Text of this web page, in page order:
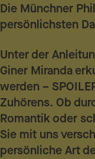
Die Münchner
persönlichsten
Unter der
Giner Miranda
werden –
Zuhörens. Ob
Romantik oder
Sie mit uns
persönliche Art